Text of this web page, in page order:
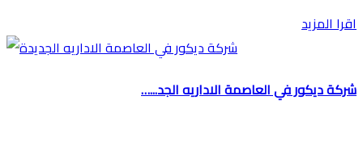
اقرا المزيد
شركة ديكور في العاصمة الاداريه الجد...…